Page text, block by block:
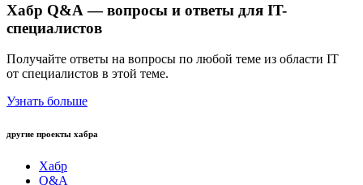
Хабр Q&A — вопросы и ответы для IT-
специалистов
Получайте ответы на вопросы по любой теме из области IT
от специалистов в этой теме.
Узнать больше
другие проекты хабра
Хабр
Q&A